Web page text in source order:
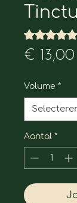
Waardering
€ 13,00
Volume *
Aantal *